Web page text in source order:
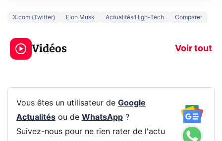
X.com (Twitter) Elon Musk Actualités High-Tech Comparer
Vidéos Voir tout
3 écrans en 1 pour
319€ ? Voici L'AOC
CQ32G4ZA !
5 générations
prochaine
Vous êtes un utilisateur de Google
Actualitésou de WhatsApp?
Suivez-nous pour ne rien rater de l'actu